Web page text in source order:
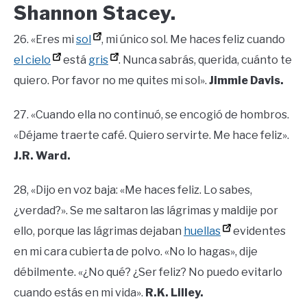
Shannon Stacey.
26. «Eres mi sol
, mi único sol. Me haces feliz cuando
el cielo
está gris
. Nunca sabrás, querida, cuánto te
quiero. Por favor no me quites mi sol». Jimmie Davis.
27. «Cuando ella no continuó, se encogió de hombros.
«Déjame traerte café. Quiero servirte. Me hace feliz».
J.R. Ward.
28, «Dijo en voz baja: «Me haces feliz. Lo sabes,
¿verdad?». Se me saltaron las lágrimas y maldije por
ello, porque las lágrimas dejaban huellas
evidentes
en mi cara cubierta de polvo. «No lo hagas», dije
débilmente. «¿No qué? ¿Ser feliz? No puedo evitarlo
cuando estás en mi vida». R.K. Lilley.